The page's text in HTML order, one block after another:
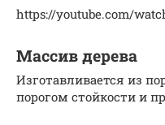
https://youtube.com/
Массив дерева
Изготавливается из
порогом стойкости и